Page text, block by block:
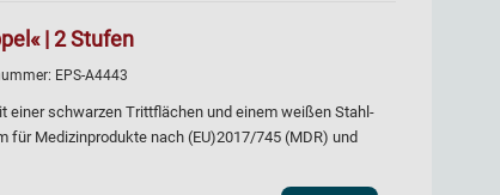
| 2 Stufen
EPS-A4443
einer schwarzen Trittflächen und einem weißen Stahl-
für Medizinprodukte nach (EU)2017/745 (MDR) und